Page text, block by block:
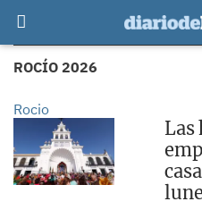
ROCÍO 2026
Rocio
Las